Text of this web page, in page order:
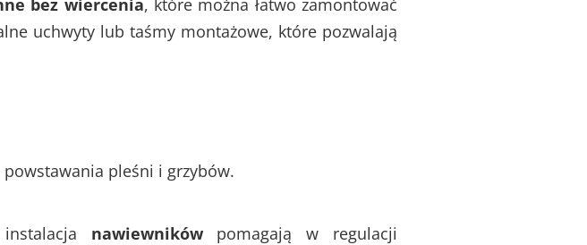
bez wiercenia, które można łatwo zamontować
uchwyty lub taśmy montażowe, które pozwalają
pleśni i grzybów.
nawiewnikówpomagają w regulacji